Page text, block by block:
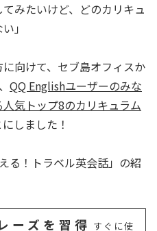
みたいけど、どのカリキュ
」
向けて、セブ島オフィスか
QQ Englishユーザーのみな
気トップ8のカリキュラム
しました！
る！トラベル英会話」の紹
ーズを習得 すぐに使